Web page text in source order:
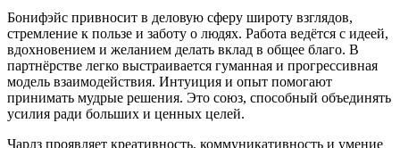
Бонифэйс привносит в деловую сферу широту взглядов,
стремление к пользе и заботу о людях. Работа ведётся с идеей,
вдохновением и желанием делать вклад в общее благо. В
партнёрстве легко выстраивается гуманная и прогрессивная
модель взаимодействия. Интуиция и опыт помогают
принимать мудрые решения. Это союз, способный объединять
усилия ради больших и ценных целей.
Чарлз проявляет креативность, коммуникативность и умение